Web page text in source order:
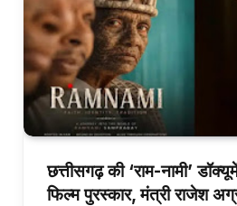
छत्तीसगढ़ की ‘राम-नामी’
फिल्म पुरस्कार, मंत्री राजेश